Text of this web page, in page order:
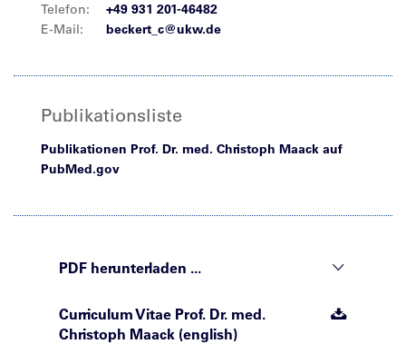
Telefon:
+49 931 201-46482
E-Mail:
beckert_c@ukw.de
Publikationsliste
Publikationen Prof. Dr. med. Christoph Maack auf
PubMed.gov
PDF herunterladen ...
Curriculum Vitae Prof. Dr. med.
Christoph Maack (english)